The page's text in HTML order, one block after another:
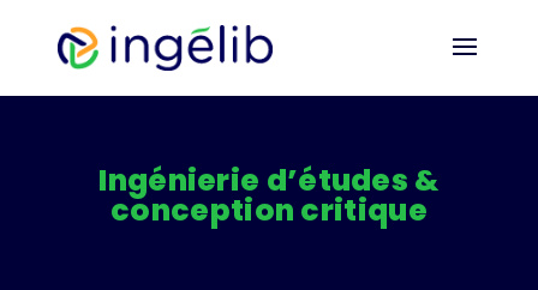
Ingénierie d’études &
conception critique